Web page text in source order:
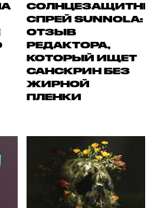
СПРЕЙ SUNNOLA:
ОТЗЫВ
РЕДАКТОРА,
КОТОРЫЙ ИЩЕТ
САНСКРИН БЕЗ
ЖИРНОЙ
ПЛЕНКИ